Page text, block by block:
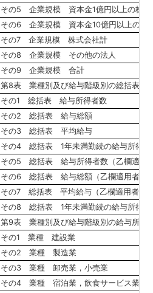
その5 企業規模 資本金1億円以上の株式
その6 企業規模 資本金10億円以上の株
その7 企業規模 株式会社計
その8 企業規模 その他の法人
その9 企業規模 合計
第8表 業種別及び給与階級別の総括表
その1 総括表 給与所得者数
その2 総括表 給与総額
その3 総括表 平均給与
その4 総括表 1年未満勤続の給与所得者
その5 総括表 給与所得者数（乙欄適用
その6 総括表 給与総額（乙欄適用者を
その7 総括表 平均給与（乙欄適用者を
その8 総括表 1年未満勤続の給与所得者
第9表 業種別及び給与階級別の給与所得
その1 業種 建設業
その2 業種 製造業
その3 業種 卸売業，小売業
その4 業種 宿泊業，飲食サービス業